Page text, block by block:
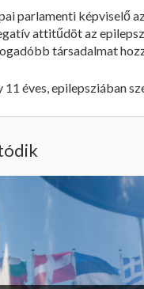
parlamenti képviselő
attitűdöt az
társadalmat
éves, epilepsziában